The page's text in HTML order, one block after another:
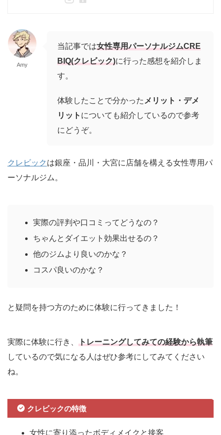
Amy
当記事では女性専用パーソナルジムCRE
BIQ(クレビック)に行った感想を紹介しま
す。
体験したことで分かった メリット・デメ
リット についても紹介しているので参考
にどうぞ。
クレビック は銀座・品川・大宮に店舗を構える女性専用パ
ーソナルジム。
実際の評判や口コミってどうなの？
ちゃんとダイエット効果出せるの？
他のジムより良いのかな？
コスパ良いのかな？
と疑問を持つ方のために体験に行ってきました！
実際に体験に行き、 トレーニングしてみての経験から執筆
しているので気になる人はぜひ参考にしてみてください
ね。
クレビックの特徴
女性に寄り添ったボディメイクと接客